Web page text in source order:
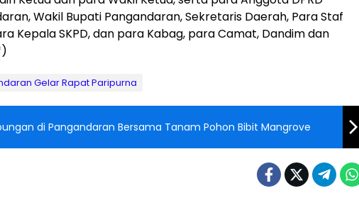
Wakil Bupati Pangandaran, Sekretaris Daerah, Para Staf
Kepala SKPD, dan para Kabag, para Camat, Dandim dan
Gelar Rapat Paripurna
di Pangandaran Bersama Tanam Pohon Bibit Mangrove